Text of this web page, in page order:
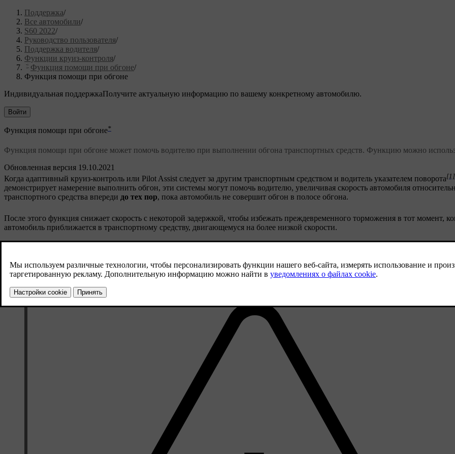
Поддержка/
Все автомобили/
S60 2022/
Руководство пользователя/
Поддержка водителя/
Функции круиз-контроля/
Функция помощи при обгоне/
Функция помощи при обгоне
Индивидуальная поддержкаПолучите актуальную информацию по вашему конкретному автомобилю.
Войти
Обновленная версия 19.10.2021
Функция помощи при обгоне*
Функция помощи при обгоне может помочь водителю при выполнении обгона транспортных средств. Функцию можно
Когда адаптивный круиз-контроль или Pilot Assist следует за другим транспортным средством и водитель указателем поворота[1]
демонстрирует намерение выполнить обгон, эти системы могут помочь водителю, увеличивая скорость автомобиля
транспортного средства впереди до тех пор, пока автомобиль не совершит обгон в полосе обгона.
После этого функция снижает скорость с некоторой задержкой, чтобы избежать преждевременного торможения в тот момент,
автомобиль приближается в транспортному средству, двигающемуся на более низкой скорости.